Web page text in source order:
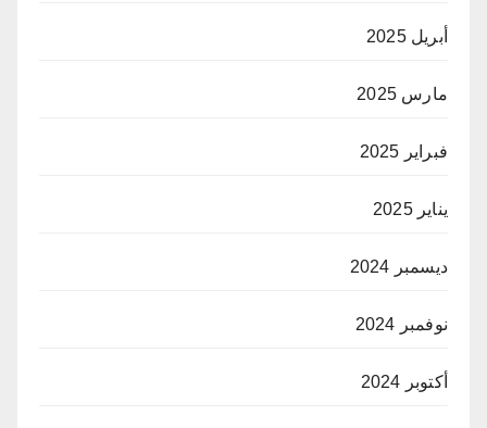
أبريل 2025
مارس 2025
فبراير 2025
يناير 2025
ديسمبر 2024
نوفمبر 2024
أكتوبر 2024